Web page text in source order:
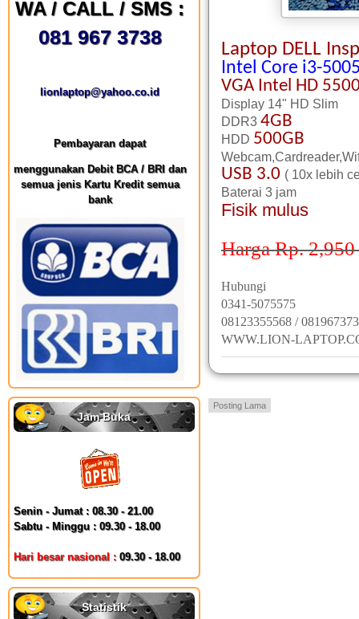
WA / CALL / SMS :
081 967 3738
lionlaptop@yahoo.co.id
Pembayaran dapat
menggunakan Debit BCA / BRI dan
semua jenis Kartu Kredit semua
bank
Jam Buka
Senin - Jumat : 08.30 - 21.00
Sabtu - Minggu : 09.30 - 18.00
Hari besar nasional : 09.30 - 18.00
Statistik
Laptop DELL
Intel Core i3-
VGA Intel HD
Display 14" HD Slim
DDR3 4GB
HDD 500GB
USB 3.0 ( 10x lebih
Baterai 3 jam
Fisik mulus
Harga Rp. 2,950
Hubungi
0341-5075575
08123355568 /
WWW.LION-
Posting Lama